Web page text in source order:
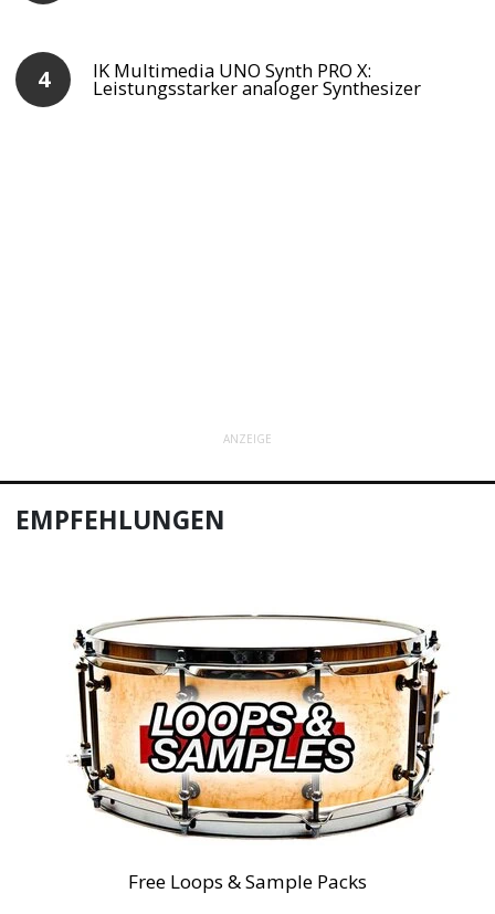
IK Multimedia UNO Synth PRO X:
Leistungsstarker analoger Synthesizer
ANZEIGE
EMPFEHLUNGEN
Free Loops & Sample Packs